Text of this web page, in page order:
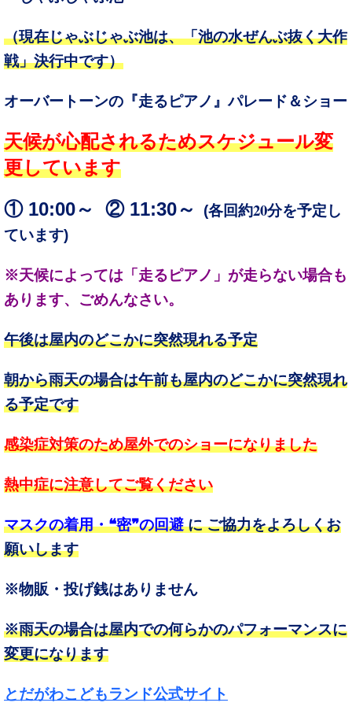
（現在じゃぶじゃぶ池は、「池の水ぜんぶ抜く大作
戦」決行中です）
オーバートーンの『走るピアノ』パレード＆ショー
天候が心配されるためスケジュール変
更しています
① 10:00～ ② 11:30～
(各回約20分を予定し
ています)
※天候によっては「走るピアノ」が走らない場合も
あります、ごめんなさい。
午後は屋内のどこかに突然現れる予定
朝から雨天の場合は午前も屋内のどこかに突然現れ
る予定です
感染症対策のため屋外でのショーになりました
熱中症に注意してご覧ください
マスクの着用・❝密❞の回避に ご協力をよろしくお
願いします
※物販・投げ銭はありません
※雨天の場合は屋内での何らかのパフォーマンスに
変更になります
とだがわこどもランド公式サイト